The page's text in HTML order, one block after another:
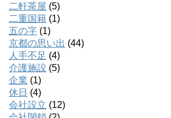
二軒茶屋 (5)
二重国籍 (1)
五の字 (1)
京都の思い出 (44)
人手不足 (4)
介護施設 (5)
企業 (1)
休日 (4)
会社設立 (12)